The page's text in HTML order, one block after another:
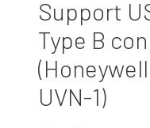
Support
Type B
UVN-1)